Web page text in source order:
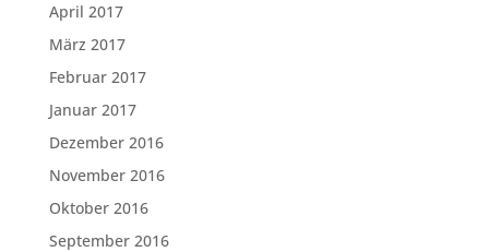
April 2017
März 2017
Februar 2017
Januar 2017
Dezember 2016
November 2016
Oktober 2016
September 2016